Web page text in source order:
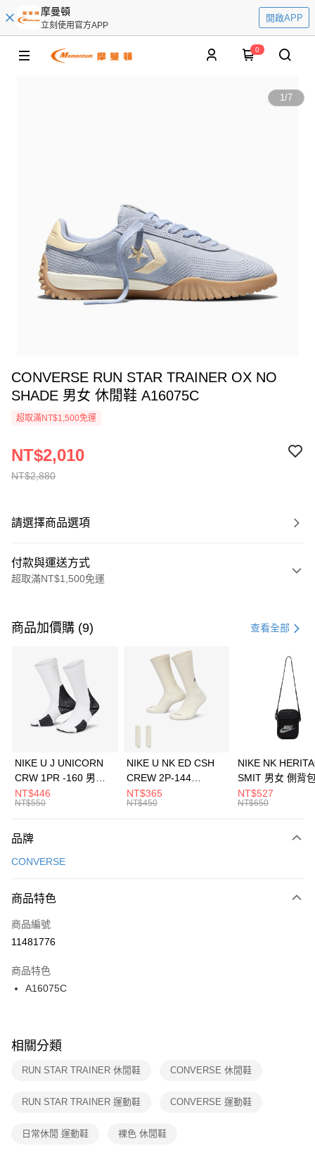
摩曼頓
立刻使用官方APP
開啟APP
0
1/7
CONVERSE RUN STAR TRAINER OX NO
SHADE 男女 休閒鞋 A16075C
超取滿NT$1,500免運
NT$2,880
NT$2,010
請選擇商品選項
付款與運送方式
超取滿NT$1,500免運
信用卡一次付款
3 期 0 利率 每期 21家銀行
合作金庫商業銀行
第一商業銀行
華南商業銀行
彰化商業銀行
上海商業儲蓄銀行
元大商業銀行
台灣樂天信用卡公司
Apple Pay
全盈+PAY
AFTEE先享後付
【關於「AFTEE先享後付」】
便利好安心！
３．安心：先確認商品／服務後，再付款。
【「AFTEE先享後付」結帳流程】
１．於結帳方式選擇「AFTEE先享後付」後，將跳轉至「AFTEE先享後付」
２．訂單成立數日內，您將收到繳費通知簡訊。
３．收到繳費通知簡訊後14天內，點擊此簡訊中的連結，可透過四大超商／
ATM／網路銀行／等多元方式進行付款，方視為交易完成。
※ 交易是否成功請以「AFTEE先享後付 」之結帳頁面顯示為準，若有關於
是否繳費成功／繳費後需取消欲退款等相關疑問，請聯繫「AFTEE先享後付
客戶支援中心」https://netprotections.freshdesk.com/support/home
１．透過由恩沛科技股份有限公司提供之「AFTEE先享後付」服務完成之交
權轉讓予恩沛科技股份有限公司。
運送方式
每筆NT$100，滿NT$1,500(含以上)免運費
宅配
每筆NT$100，滿NT$1,500(含以上)免運費
付款後門市自取
每筆NT$100，滿NT$1,500(含以上)免運費
商品加價購 (9) 查看全部
NIKE U J UNICORN
CRW 1PR -160 男女
中統襪 FZ3393100
NT$446
NT$550
NIKE U NK ED CSH
CREW 2P-144
EMBRDY 男女 短統襪
FZ3073133
NT$365
NT$450
NIKE NK
SMIT 男女 側背
BA5871010
NT$527
NT$650
品牌
CONVERSE
商品特色
商品編號
11481776
商品特色
A16075C
相關分類
RUN STAR TRAINER 休閒鞋 CONVERSE 休閒鞋
RUN STAR TRAINER 運動鞋 CONVERSE 運動鞋
日常休閒 運動鞋 裸色 休閒鞋